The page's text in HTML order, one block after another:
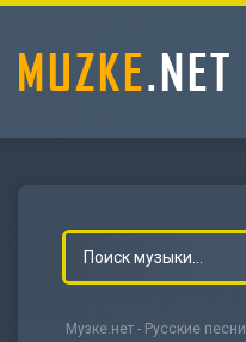
Музке.нет - Русские песни